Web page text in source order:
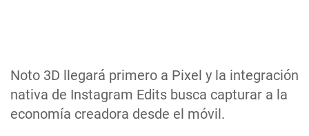
Noto 3D llegará primero a Pixel y la integración
nativa de Instagram Edits busca capturar a la
economía creadora desde el móvil.